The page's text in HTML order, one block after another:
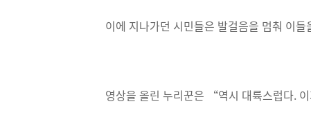
이에 지나가던 시민들은 발걸음을 멈춰 이
영상을 올린 누리꾼은 “역시 대륙스럽다.